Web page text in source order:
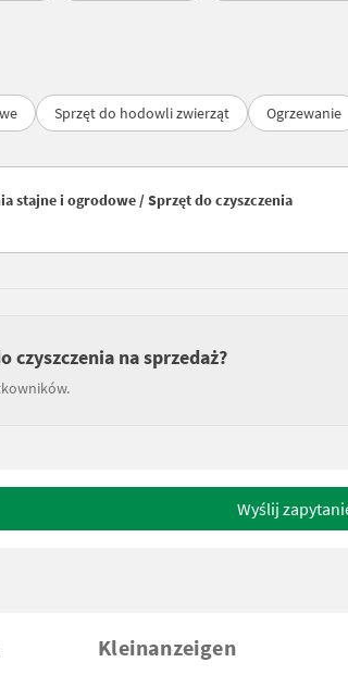
Sprzęt do hodowli zwierząt Ogrzewanie
stajne i ogrodowe / Sprzęt do czyszczenia
czyszczenia na sprzedaż?
Wyślij
Kleinanzeigen